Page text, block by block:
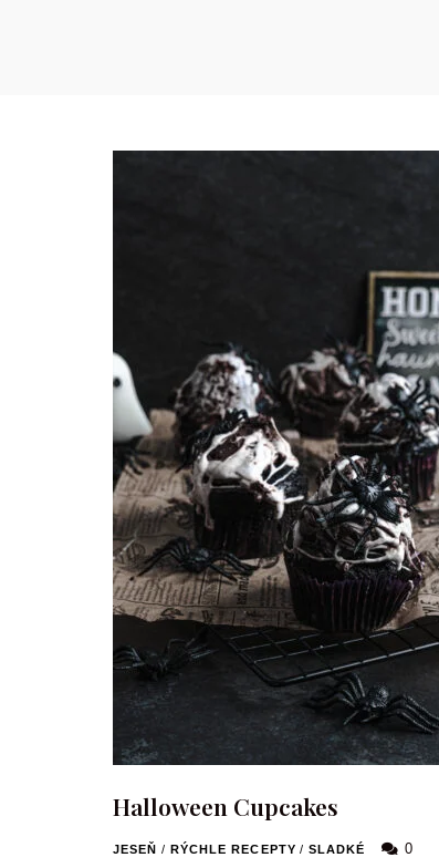
Halloween Cupcakes
JESEŇ / RÝCHLE RECEPTY / SLADKÉ 0